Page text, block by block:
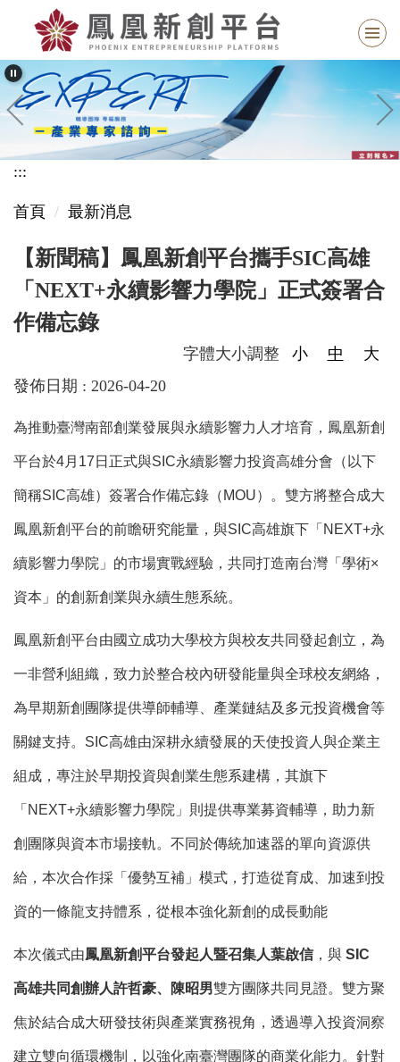
主
要
內
區
:::
首頁 最新消息
【新聞稿】鳳凰新創平台攜手SIC高雄
「NEXT+永續影響力學院」正式簽署合
作備忘錄
字體大小調整 小 中
大
發佈日期 : 2026-04-20
為推動臺灣南部創業發展與永續影響力人才培育，鳳凰新創
平台於4月17日正式與SIC永續影響力投資高雄分會（以下
簡稱SIC高雄）簽署合作備忘錄（MOU）。雙方將整合成大
鳳凰新創平台的前瞻研究能量，與SIC高雄旗下「NEXT+永
續影響力學院」的市場實戰經驗，共同打造南台灣「學術×
資本」的創新創業與永續生態系統。
鳳凰新創平台由國立成功大學校方與校友共同發起創立，為
一非營利組織，致力於整合校內研發能量與全球校友網絡，
為早期新創團隊提供導師輔導、產業鏈結及多元投資機會等
關鍵支持。SIC高雄由深耕永續發展的天使投資人與企業主
組成，專注於早期投資與創業生態系建構，其旗下
「NEXT+永續影響力學院」則提供專業募資輔導，助力新
創團隊與資本市場接軌。不同於傳統加速器的單向資源供
給，本次合作採「優勢互補」模式，打造從育成、加速到投
資的一條龍支持體系，從根本強化新創的成長動能
本次儀式由鳳凰新創平台發起人暨召集人葉啟信，與 SIC
高雄共同創辦人許哲豪、陳昭男雙方團隊共同見證。雙方聚
焦於結合成大研發技術與產業實務視角，透過導入投資洞察
建立雙向循環機制，以強化南臺灣團隊的商業化能力。針對